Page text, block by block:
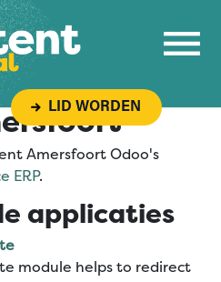
LID WORDEN
Amersfoort Odoo's
ERP.
applicaties
module helps to redirect